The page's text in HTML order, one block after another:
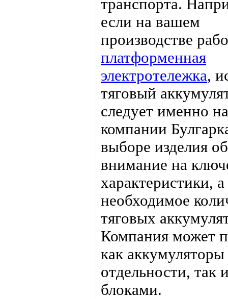
транспорта.
если на вашем
производстве
платформенная
электротележка,
тяговый
следует именно
компании
выборе изделия
внимание на
характеристики,
необходимое
тяговых
Компания может
как
отдельности, так
блоками.